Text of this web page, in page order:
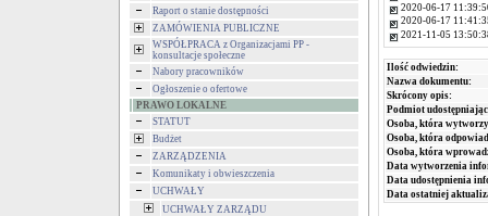
Raport o stanie dostępności
ZAMÓWIENIA PUBLICZNE
WSPÓŁPRACA z Organizacjami PP -
konsultacje społeczne
Nabory pracowników
Ogłoszenie o ofertowe
PRAWO LOKALNE
STATUT
Budżet
ZARZĄDZENIA
Komunikaty i obwieszczenia
UCHWAŁY
UCHWAŁY ZARZĄDU
2020-06-17
2020-06-17
2021-11-05
Ilość odwiedzin:
Nazwa dokumentu:
Skrócony opis:
Podmiot
Osoba, która
Osoba, która
Osoba, która
Data wytworzenia
Data udostępnienia
Data ostatniej